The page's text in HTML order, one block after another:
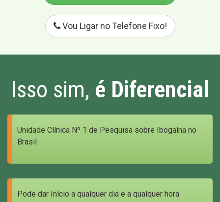
Vou Ligar no Telefone Fixo!
Isso sim, é Diferencial
Unidade Clínica Nº 1 de Pesquisa sobre Ibogaína no
Brasil
Pode dar Início a qualquer dia e a qualquer hora